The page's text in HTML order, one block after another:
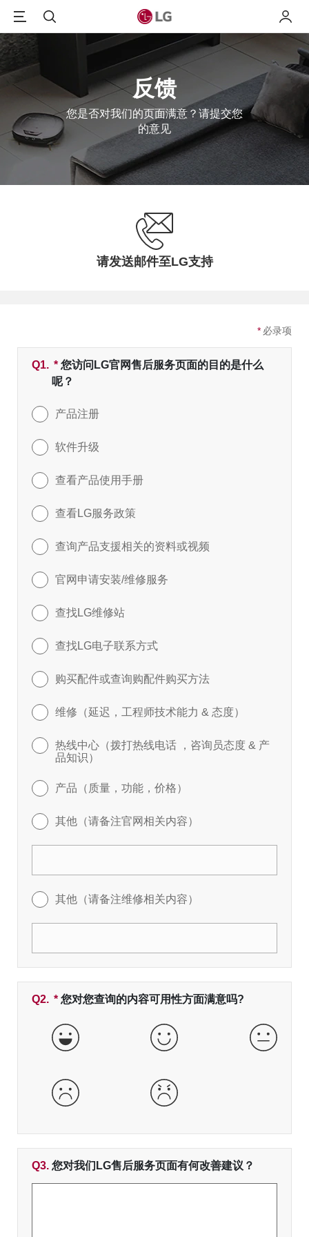
搜索 我的
反馈
您是否对我们的页面满意？请提交您
的意见
请发送邮件至LG支持
* 必录项
Q1. * 必填字段
您访问LG官网售后服务页面的目的是什么
呢？
产品注册
软件升级
查看产品使用手册
查看LG服务政策
查询产品支援相关的资料或视频
官网申请安装/维修服务
查找LG维修站
查找LG电子联系方式
购买配件或查询购配件购买方法
维修（延迟，工程师技术能力 & 态度）
热线中心（拨打热线电话 ，咨询员态度 & 产
品知识）
产品（质量，功能，价格）
其他（请备注官网相关内容）
其他（请备注维修相关内容）
Q2. * 必填字段
您对您查询的内容可用性方面满意吗?
非常好 好
差 非常差
Q3. 您对我们LG售后服务页面有何改善建议？